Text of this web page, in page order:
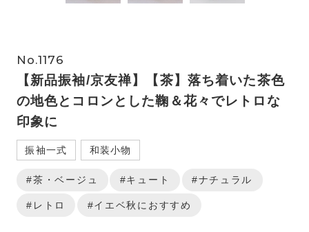
No.1176
【新品振袖/京友禅】【茶】落ち着いた茶色
の地色とコロンとした鞠＆花々でレトロな
印象に
振袖一式 和装小物
#茶・ベージュ #キュート #ナチュラル
#レトロ #イエベ秋におすすめ